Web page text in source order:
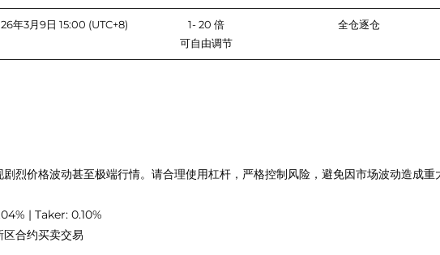
年3月9日 15:00 (UTC+8)
1- 20 倍
可自由调节
全仓逐仓
烈价格波动甚至极端行情。请合理使用杠杆，严格控制风险，避免因市场波动造成重
| Taker: 0.10%
合约买卖交易